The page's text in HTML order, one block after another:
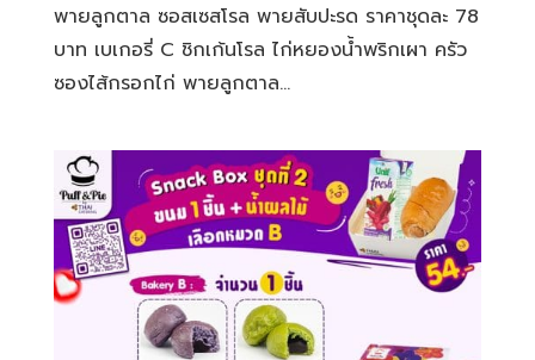
พายลูกตาล ซอสเซสโรล พายสับปะรด ราคาชุดละ 78
บาท เบเกอรี่ C ชิกเก้นโรล ไก่หยองน้ำพริกเผา ครัว
ซองไส้กรอกไก่ พายลูกตาล...